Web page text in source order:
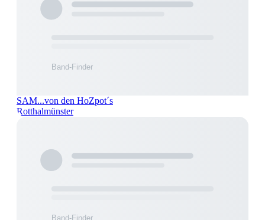
SAM...von den HoZpot´s
Rotthalmünster